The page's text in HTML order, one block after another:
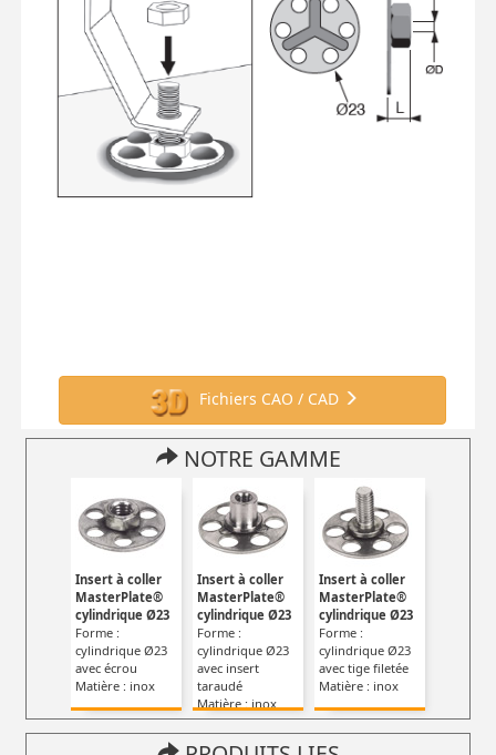
Fichiers CAO / CAD
NOTRE GAMME
Insert à coller
MasterPlate®
cylindrique Ø23
Forme :
cylindrique Ø23
avec écrou
Matière : inox
Insert à coller
MasterPlate®
cylindrique Ø23
Forme :
cylindrique Ø23
avec insert
taraudé
Matière : inox
Insert à coller
MasterPlate®
cylindrique Ø23
Forme :
cylindrique Ø23
avec tige filetée
Matière : inox